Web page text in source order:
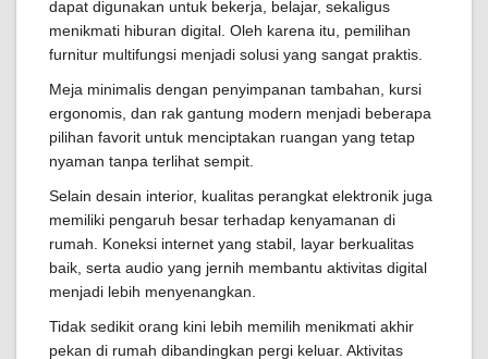
dapat digunakan untuk bekerja, belajar, sekaligus
menikmati hiburan digital. Oleh karena itu, pemilihan
furnitur multifungsi menjadi solusi yang sangat praktis.
Meja minimalis dengan penyimpanan tambahan, kursi
ergonomis, dan rak gantung modern menjadi beberapa
pilihan favorit untuk menciptakan ruangan yang tetap
nyaman tanpa terlihat sempit.
Selain desain interior, kualitas perangkat elektronik juga
memiliki pengaruh besar terhadap kenyamanan di
rumah. Koneksi internet yang stabil, layar berkualitas
baik, serta audio yang jernih membantu aktivitas digital
menjadi lebih menyenangkan.
Tidak sedikit orang kini lebih memilih menikmati akhir
pekan di rumah dibandingkan pergi keluar. Aktivitas